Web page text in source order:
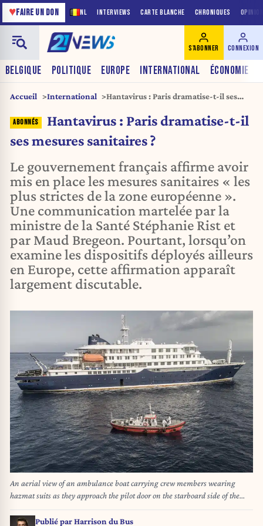
NL INTERVIEWS CARTE BLANCHE CHRONIQUES
♥FAIRE UN DON
BELGIQUE POLITIQUE EUROPE INTERNATIONAL ÉCONOMIE
S'ABONNER CONNEXION
Accueil International
Hantavirus : Paris dramatise-t-il ses
Hantavirus : Paris dramatise-t-il
ses mesures sanitaires ?
Le gouvernement français affirme avoir
mis en place les mesures sanitaires « les
plus strictes de la zone européenne ».
Une communication martelée par la
ministre de la Santé Stéphanie Rist et
par Maud Bregeon. Pourtant, lorsqu’on
examine les dispositifs déployés ailleurs
en Europe, cette affirmation apparaît
largement discutable.
An aerial view of an ambulance boat carrying crew members wearing
hazmat suits as they approach the pilot door on the starboard side of the
cruise ship MV Hondius, while stationary off the port of Praia, the capital of
Cape Verde, on May 5, 2026. Two seriously ill crew members on a cruise
Publié parHarrison du Bus